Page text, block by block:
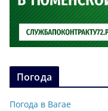
Погода
Погода в Вагае